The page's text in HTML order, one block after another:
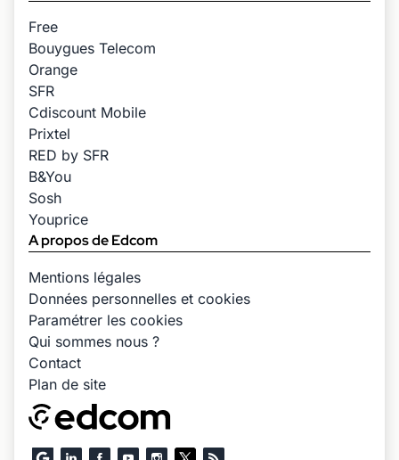
Free
Bouygues Telecom
Orange
SFR
Cdiscount Mobile
Prixtel
RED by SFR
B&You
Sosh
Youprice
A propos de Edcom
Mentions légales
Données personnelles et cookies
Paramétrer les cookies
Qui sommes nous ?
Contact
Plan de site